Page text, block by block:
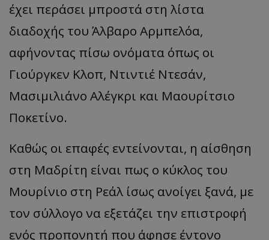
έχει περάσει μπροστά στη λίστα
διαδοχής του Άλβαρο Αρμπελόα,
αφήνοντας πίσω ονόματα όπως οι
Γιούργκεν Κλοπ, Ντιντιέ Ντεσάν,
Μασιμιλιάνο Αλέγκρι και Μαουρίτσιο
Ποκετίνο.
Καθώς οι επαφές εντείνονται, η αίσθηση
στη Μαδρίτη είναι πως ο κύκλος του
Μουρίνιο στη Ρεάλ ίσως ανοίγει ξανά, με
τον σύλλογο να εξετάζει την επιστροφή
ενός προπονητή που άφησε έντονο